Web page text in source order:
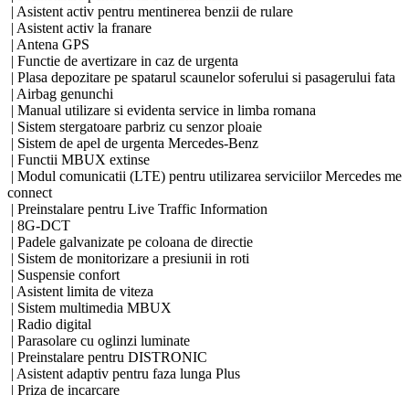
| Asistent activ pentru mentinerea benzii de rulare
| Asistent activ la franare
| Antena GPS
| Functie de avertizare in caz de urgenta
| Plasa depozitare pe spatarul scaunelor soferului si pasagerului fata
| Airbag genunchi
| Manual utilizare si evidenta service in limba romana
| Sistem stergatoare parbriz cu senzor ploaie
| Sistem de apel de urgenta Mercedes-Benz
| Functii MBUX extinse
| Modul comunicatii (LTE) pentru utilizarea serviciilor Mercedes me
connect
| Preinstalare pentru Live Traffic Information
| 8G-DCT
| Padele galvanizate pe coloana de directie
| Sistem de monitorizare a presiunii in roti
| Suspensie confort
| Asistent limita de viteza
| Sistem multimedia MBUX
| Radio digital
| Parasolare cu oglinzi luminate
| Preinstalare pentru DISTRONIC
| Asistent adaptiv pentru faza lunga Plus
| Priza de incarcare